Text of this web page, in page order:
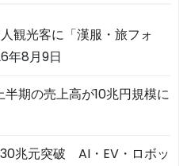
観光客に「漢服・旅フォ
年8月9日
期の売上高が10兆円規模に
兆元突破 AI・EV・ロボッ